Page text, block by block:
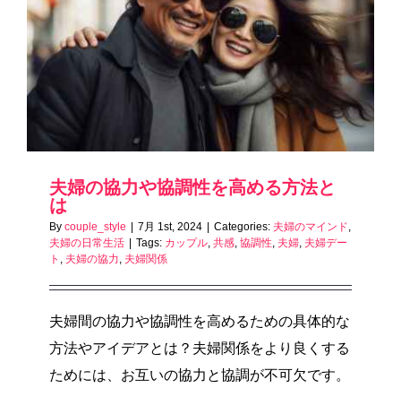
夫婦の協力や協調性を高める方法と
は
By couple_style 7月 1st, 2024 Categories: 夫婦のマインド,
夫婦の日常生活
Tags: カップル, 共感, 協調性, 夫婦, 夫婦デー
ト , 夫婦の協力, 夫婦関係
夫婦間の協力や協調性を高めるための具体的な
方法やアイデアとは？夫婦関係をより良くする
ためには、お互いの協力と協調が不可欠です。